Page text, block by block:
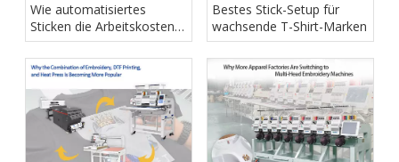
Wie automatisiertes
Sticken die Arbeitskosten
senkt
Bestes Stick-Setup für
wachsende T-Shirt-Marken